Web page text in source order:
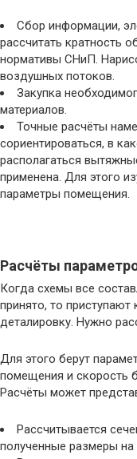
Сбор информации,
рассчитать кратность
нормативы СНиП.
воздушных потоков.
Закупка
материалов.
Точные расчёты
сориентироваться, в
располагаться
применена. Для этого
параметры помещения.
Расчёты
Когда схемы все
принято, то
деталировку. Нужно
Для этого берут
помещения и скорость
Расчёты может
Рассчитывается
полученные размеры на